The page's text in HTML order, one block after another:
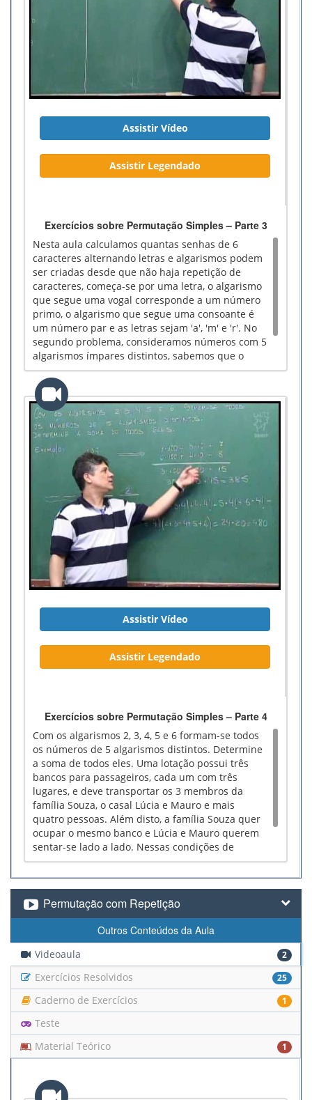
Assistir Vídeo
Assistir Legendado
Exercícios sobre Permutação Simples – Parte 3
Nesta aula calculamos quantas senhas de 6
caracteres alternando letras e algarismos podem
ser criadas desde que não haja repetição de
caracteres, começa-se por uma letra, o algarismo
que segue uma vogal corresponde a um número
primo, o algarismo que segue uma consoante é
um número par e as letras sejam 'a', 'm' e 'r'. No
segundo problema, consideramos números com 5
algarismos ímpares distintos, sabemos que o
menor número nessas condições é 13579 e o
maior é 97531. Qual a ordem do número 75913?
Assistir Vídeo
Assistir Legendado
Exercícios sobre Permutação Simples – Parte 4
Com os algarismos 2, 3, 4, 5 e 6 formam-se todos
os números de 5 algarismos distintos. Determine
a soma de todos eles. Uma lotação possui três
bancos para passageiros, cada um com três
lugares, e deve transportar os 3 membros da
família Souza, o casal Lúcia e Mauro e mais
quatro pessoas. Além disto, a família Souza quer
ocupar o mesmo banco e Lúcia e Mauro querem
sentar-se lado a lado. Nessas condições de
quantas maneiras as 9 pessoas podem ocupar a
lotação?
Permutação com Repetição
Outros Conteúdos da Aula
Videoaula 2
Exercícios Resolvidos 25
Caderno de Exercícios 1
Teste
Material Teórico
1